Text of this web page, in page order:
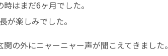
はまだ6ヶ月でした。
が楽しみでした。
の外にニャーニャー声が聞こえてきました。